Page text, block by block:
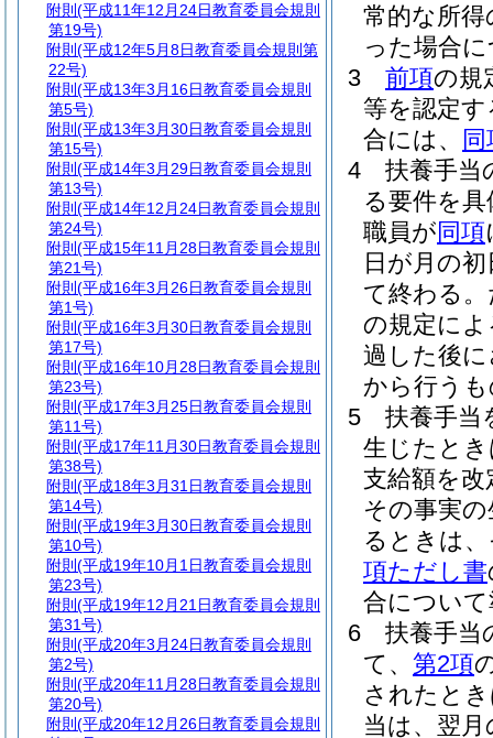
常的な所
った場合
3
前項の規
等を認定
合には、
4
扶養手当
る要件を
職員が同項
日が月の
て終わる。
の規定に
過した後
から行う
5
扶養手当
生じたと
支給額を
その事実
るときは
項ただし書
合につい
6
扶養手当
て、 第2項
されたと
当は、翌
附則 (平成11年12月24日教育委員会規則
第19号)
附則 (平成12年5月8日教育委員会規則第
22号)
附則 (平成13年3月16日教育委員会規則
第5号)
附則 (平成13年3月30日教育委員会規則
第15号)
附則 (平成14年3月29日教育委員会規則
第13号)
附則 (平成14年12月24日教育委員会規則
第24号)
附則 (平成15年11月28日教育委員会規則
第21号)
附則 (平成16年3月26日教育委員会規則
第1号)
附則 (平成16年3月30日教育委員会規則
第17号)
附則 (平成16年10月28日教育委員会規則
第23号)
附則 (平成17年3月25日教育委員会規則
第11号)
附則 (平成17年11月30日教育委員会規則
第38号)
附則 (平成18年3月31日教育委員会規則
第14号)
附則 (平成19年3月30日教育委員会規則
第10号)
附則 (平成19年10月1日教育委員会規則
第23号)
附則 (平成19年12月21日教育委員会規則
第31号)
附則 (平成20年3月24日教育委員会規則
第2号)
附則 (平成20年11月28日教育委員会規則
第20号)
附則 (平成20年12月26日教育委員会規則